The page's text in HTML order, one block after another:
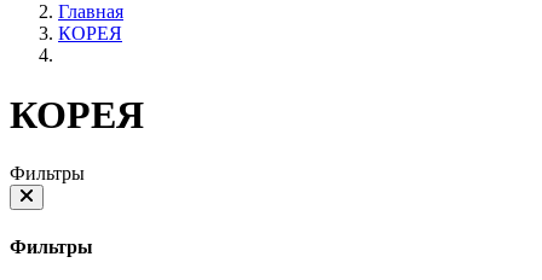
Главная
КОРЕЯ
КОРЕЯ
Фильтры
Фильтры